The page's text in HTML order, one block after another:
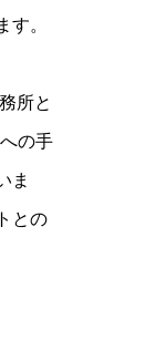
。
所と
の手
ま
との